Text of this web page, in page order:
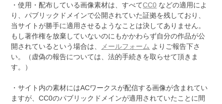
・使用・配布している画像素材は、すべてCC0 などの適用によ
り、パブリックドメインで公開されていた証拠を残しており、
当サイトが勝手に適用させるようなことは決してありません。
もし著作権を放棄していないのにもかかわらず自分の作品が公
開されているという場合は、
メールフォーム よりご報告下さ
い。（虚偽の報告については、法的手続きを取らせて頂きま
す。）
・サイト内の素材にはACワークスが配信する画像が含まれてい
ますが、CC0のパブリックドメインが適用されていたことに間